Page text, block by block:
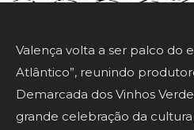
Valença volta a ser palco do
Atlântico”, reunindo
Demarcada dos Vinhos
grande celebração da